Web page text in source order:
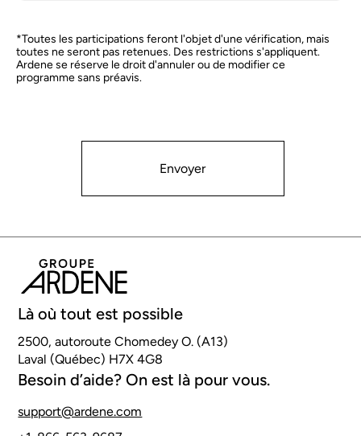
Envoyer
Là où tout est possible
2500, autoroute Chomedey O. (A13)
Laval (Québec) H7X 4G8
Besoin d’aide? On est là pour vous.
support@ardene.com